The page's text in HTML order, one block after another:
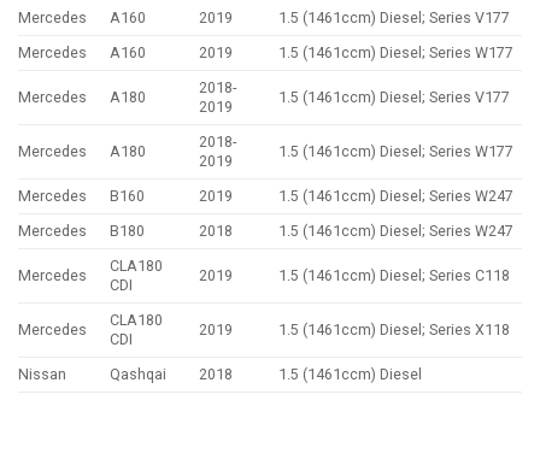
Mercedes A160 2019
1.5 (1461ccm) Diesel; Series V177
Mercedes
A160 2019 1.5 (1461ccm) Diesel; Series W177
Mercedes A180
2018-
2019
1.5 (1461ccm) Diesel; Series V177
Mercedes A180
2018-
2019
1.5 (1461ccm) Diesel; Series W177
Mercedes B160 2019
1.5 (1461ccm) Diesel; Series W247
Mercedes
B180 2018 1.5 (1461ccm) Diesel; Series W247
Mercedes
CLA180
CDI
2019 1.5 (1461ccm) Diesel; Series C118
Mercedes
CLA180
CDI
2019 1.5 (1461ccm) Diesel; Series X118
Nissan Qashqai 2018 1.5 (1461ccm) Diesel